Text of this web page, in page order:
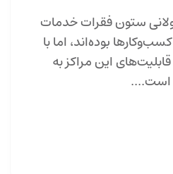
ستون فقرات خدمات
بوده‌اند، اما با
این مراکز به